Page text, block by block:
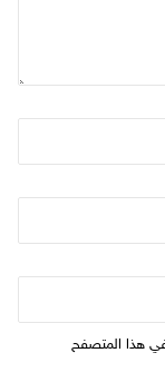
في هذا المتصفح